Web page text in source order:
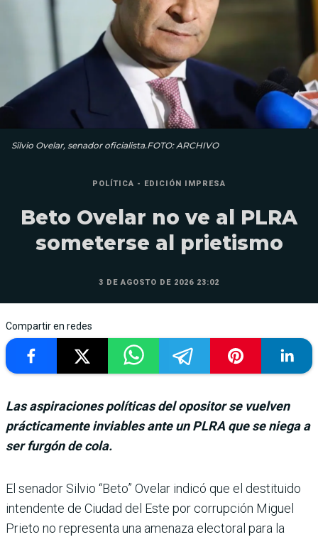
Silvio Ovelar, senador oficialista.FOTO: ARCHIVO
POLÍTICA - EDICIÓN IMPRESA
Beto Ovelar no ve al PLRA
someterse al prietismo
3 DE AGOSTO DE 2026 23:02
Compartir en redes
Las aspiraciones políticas del opositor se vuelven
prácticamente inviables ante un PLRA que se niega a
ser furgón de cola.
El senador Silvio “Beto” Ovelar indicó que el destituido
inten­dente de Ciudad del Este por corrupción Miguel
Prieto no representa una amenaza elec­toral para la